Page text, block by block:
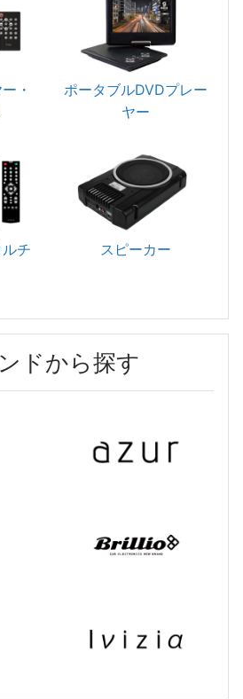
・
ポータブルDVDプレー
ヤー
チ
スピーカー
ドから探す